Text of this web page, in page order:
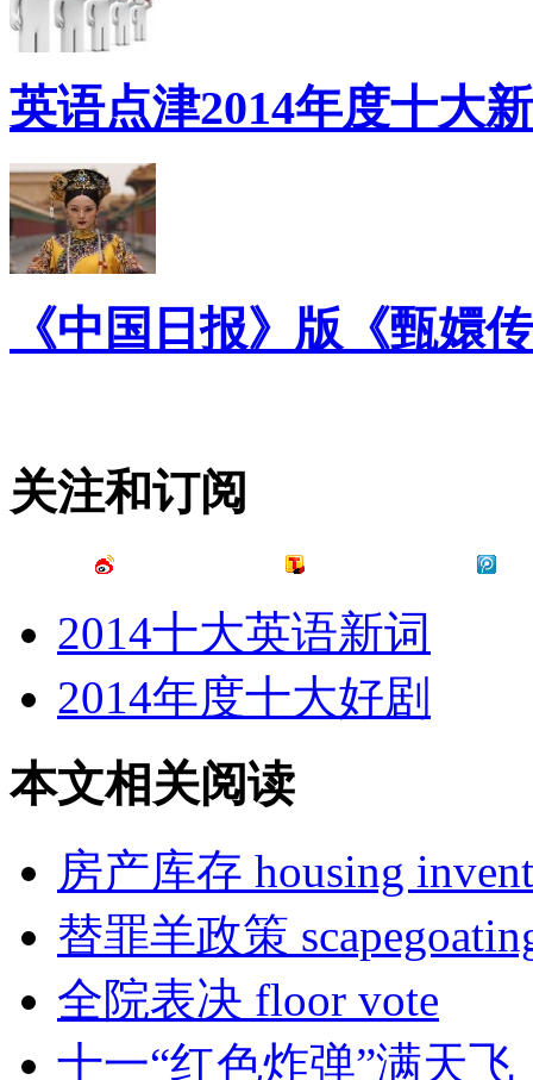
英语点津2014年度十大
《中国日报》版《甄嬛
关注和订阅
2014十大英语新词
2014年度十大好剧
本文相关阅读
房产库存 housing
替罪羊政策
全院表决 floor vote
十一“红色炸弹”满天飞